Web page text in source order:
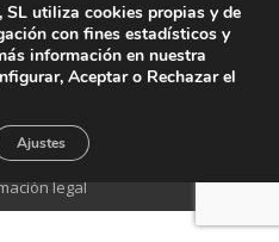
profesionales
Marketing Digital
legal
utiliza cookies propias y de
con fines estadísticos y
información en nuestra
Aceptar o Rechazar el
Ajustes